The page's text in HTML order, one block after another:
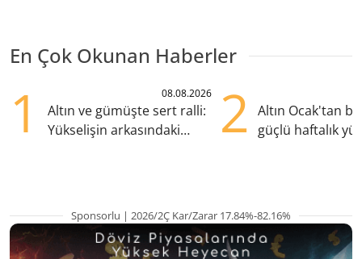
En Çok Okunan Haberler
1 08.08.2026
Altın ve gümüşte sert ralli:
Yükselişin arkasındaki
2
Altın Ocak'tan
güçlü haftalık
Sponsorlu | 2026/2Ç Kar/Zarar 17.84%-82.16%